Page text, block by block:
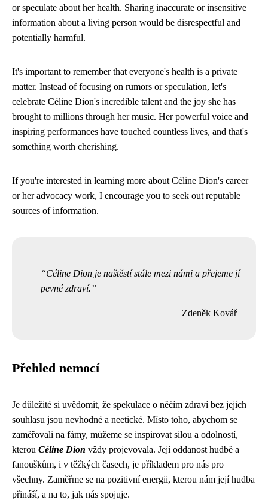
or speculate about her health. Sharing inaccurate or insensitive
information about a living person would be disrespectful and
potentially harmful.
It's important to remember that everyone's health is a private
matter. Instead of focusing on rumors or speculation, let's
celebrate Céline Dion's incredible talent and the joy she has
brought to millions through her music. Her powerful voice and
inspiring performances have touched countless lives, and that's
something worth cherishing.
If you're interested in learning more about Céline Dion's career
or her advocacy work, I encourage you to seek out reputable
sources of information.
Céline Dion je naštěstí stále mezi námi a přejeme jí
pevné zdraví.
Zdeněk Kovář
Přehled nemocí
Je důležité si uvědomit, že spekulace o něčím zdraví bez jejich
souhlasu jsou nevhodné a neetické. Místo toho, abychom se
zaměřovali na fámy, můžeme se inspirovat silou a odolností,
kterou Céline Dion vždy projevovala. Její oddanost hudbě a
fanouškům, i v těžkých časech, je příkladem pro nás pro
všechny. Zaměřme se na pozitivní energii, kterou nám její hudba
přináší, a na to, jak nás spojuje.